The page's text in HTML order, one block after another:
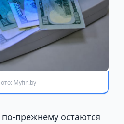
Myfin.by
прежнему остаются